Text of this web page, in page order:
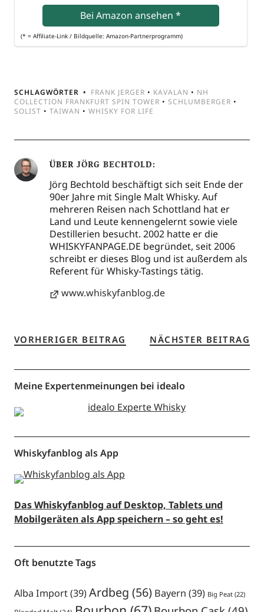
Bei Ama­zon anse­hen*
(* = Affi­lia­te-Link / Bild­quel­le: Amazon-Partnerprogramm)
SCHLAGWÖRTER FRANK JERGER • KAVALAN • NH
COLLECTION FRANKFURT SPIN TOWER • SCHLUMBERGER •
SOLIST • TAIWAN • WHISKY FOR LIFE
ÜBER JÖRG BECHTOLD
Jörg Bechtold beschäftigt sich seit Ende der
90er Jahre mit Single Malt Whisky. Auf
mehreren Reisen nach Schottland hat er
Land und Leute kennengelernt sowie viele
Destillerien besucht. 2002 hatte er die
WHISKYFANPAGE.DE begründet, seit 2006
schreibt er dieses Blog und ist außerdem als
Referent für Whisky-Tastings tätig.
www.whiskyfanblog.de
VORHERIGER BEITRAG NÄCHSTER BEITRAG
Meine Expertenmeinungen bei idealo
Whiskyfanblog als App
Das Whiskyfanblog auf Desktop, Tablets und
Mobilgeräten als App speichern – so geht es!
Oft benutzte Tags
Alba Import(39)Ardbeg (56) Bayern (39) Big Peat(22)